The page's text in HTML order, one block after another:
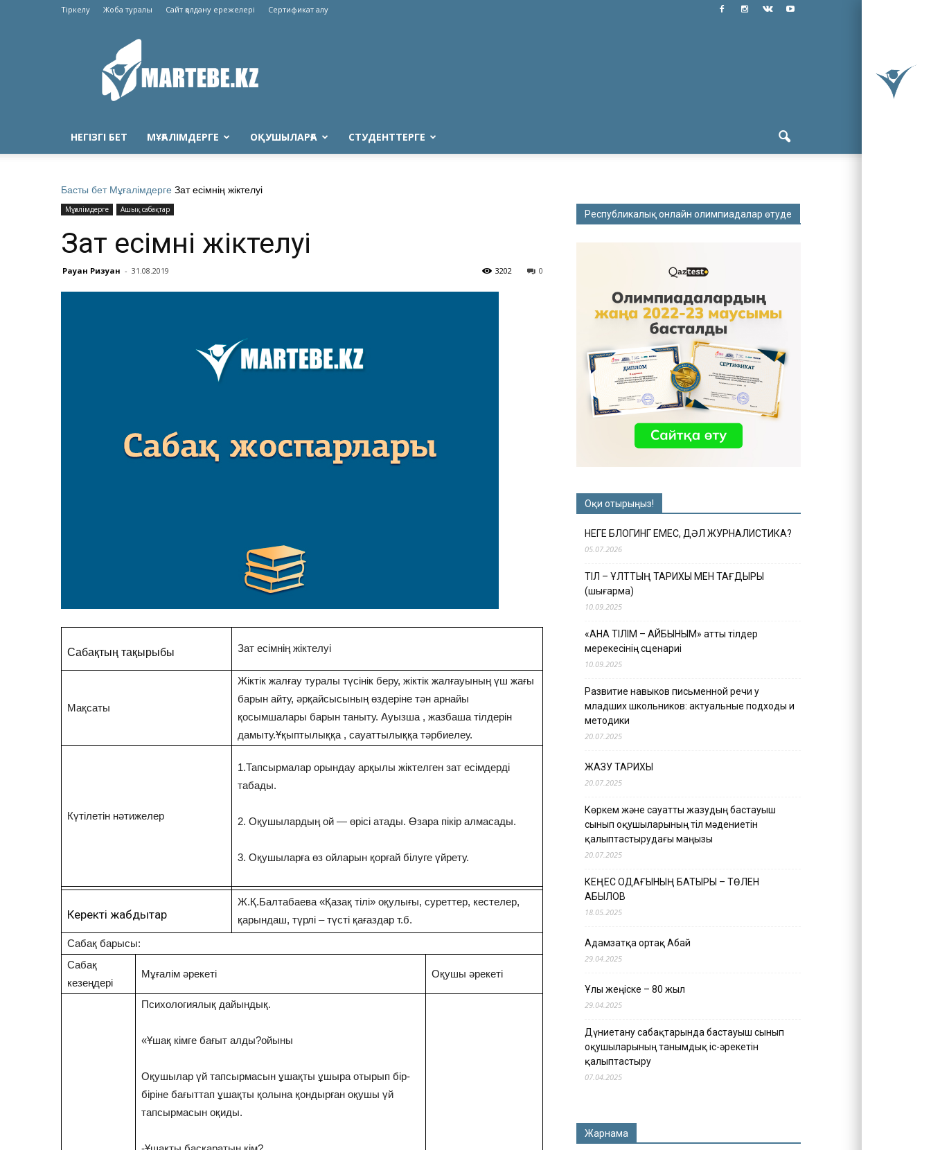
Тіркелу Жоба туралы Сайт қолдану ережелері Сертификат алу
Martebe.kz
білім
сайты
НЕГІЗГІ БЕТ МҰҒАЛІМДЕРГЕ ОҚУШЫЛАРҒА СТУДЕНТТЕРГЕ
Басты бет Мұғалімдерге Зат есімнің жіктелуі
Мұғалімдерге Ашық сабақтар
Зат есімнің жіктелуі
Рауан Ризуан - 31.08.2019 0
3202
Сабақтың тақырыбы Зат есімнің жіктелуі
Мақсаты
Жіктік жалғау туралы түсінік беру, жіктік жалғауының үш жағы
барын айту, әрқайсысының өздеріне тән арнайы
қосымшалары барын таныту. Ауызша , жазбаша тілдерін
дамыту.Ұқыптылыққа , сауаттылыққа тәрбиелеу.
Күтілетін нәтижелер
1.Тапсырмалар орындау арқылы жіктелген зат есімдерді
табады.
2. Оқушылардың ой — өрісі атады. Өзара пікір алмасады.
3. Оқушыларға өз ойларын қорғай білуге үйрету.
Керекті жабдықтар
Ж.Қ.Балтабаева «Қазақ тілі» оқулығы, суреттер, кестелер,
қарындаш, түрлі – түсті қағаздар т.б.
Сабақ барысы:
Сабақ
кезеңдері
Мұғалім әрекеті Оқушы әрекеті
Психологиялық дайындық.
«Ұшақ кімге бағыт алды?ойыны
Оқушылар үй тапсырмасын ұшақты ұшыра отырып бір-
біріне бағыттап ұшақты қолына қондырған оқушы үй
тапсырмасын оқиды.
Республикалық онлайн олимпиадалар өтуде
Оқи отырыңыз!
НЕГЕ БЛОГИНГ ЕМЕС, ДӘЛ ЖУРНАЛИСТИКА?
05.07.2026
ТІЛ – ҰЛТТЫҢ ТАРИХЫ МЕН ТАҒДЫРЫ
(шығарма)
10.09.2025
«АНА ТІЛІМ – АЙБЫНЫМ» атты тілдер
мерекесінің сценариі
10.09.2025
Развитие навыков письменной речи у
младших школьников: актуальные подходы и
методики
20.07.2025
ЖАЗУ ТАРИХЫ
20.07.2025
Көркем және сауатты жазудың бастауыш
сынып оқушыларының тіл мәдениетін
қалыптастырудағы маңызы
20.07.2025
КЕҢЕС ОДАҒЫНЫҢ БАТЫРЫ – ТӨЛЕН
ҚАБЫЛОВ
18.05.2025
Адамзатқа ортақ Абай
29.04.2025
Ұлы жеңіске – 80 жыл
29.04.2025
Дүниетану сабақтарында бастауыш сынып
оқушыларының танымдық іс-әрекетін
қалыптастыру
07.04.2025
Жарнама